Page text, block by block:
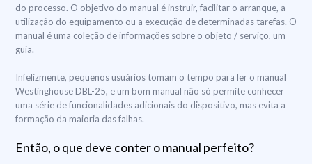
do processo. O objetivo do manual é instruir, facilitar o arranque, a
utilização do equipamento ou a execução de determinadas tarefas. O
manual é uma coleção de informações sobre o objeto / serviço, um
guia.
Infelizmente, pequenos usuários tomam o tempo para ler o manual
Westinghouse DBL-25, e um bom manual não só permite conhecer
uma série de funcionalidades adicionais do dispositivo, mas evita a
formação da maioria das falhas.
Então, o que deve conter o manual perfeito?